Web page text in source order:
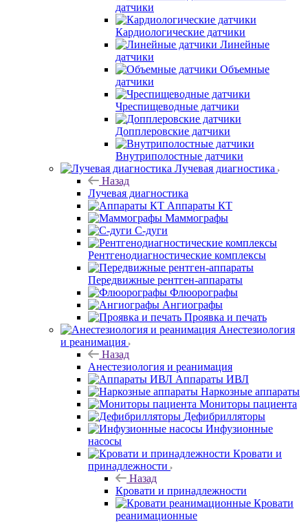
датчики
Кардиологические датчики
Линейные
датчики
Объемные
датчики
Чреспищеводные датчики
Допплеровские датчики
Внутриполостные датчики
Лучевая диагностика
Назад
Лучевая диагностика
Аппараты КТ
Маммографы
С-дуги
Рентгенодиагностические комплексы
Передвижные рентген-аппараты
Флюорографы
Ангиографы
Проявка и печать
Анестезиология
и реанимация
Назад
Анестезиология и реанимация
Аппараты ИВЛ
Наркозные аппараты
Мониторы пациента
Дефибрилляторы
Инфузионные
насосы
Кровати и
принадлежности
Назад
Кровати и принадлежности
Кровати
реанимационные